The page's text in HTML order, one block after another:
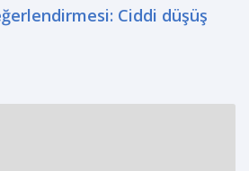
Ciddi düşüş